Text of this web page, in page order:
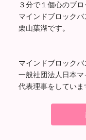
３分で１個心のブ
マインドブロックバ
栗山葉湖です。
マインドブロック
一般社団法人日本
代表理事をしていま